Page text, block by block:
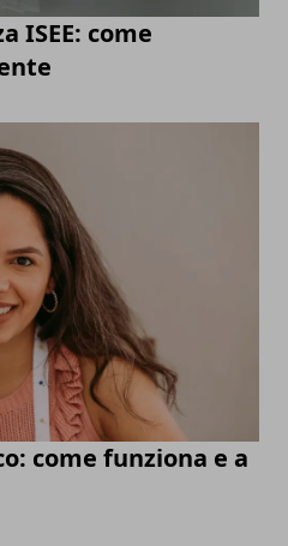
ISEE: come
come funziona e a